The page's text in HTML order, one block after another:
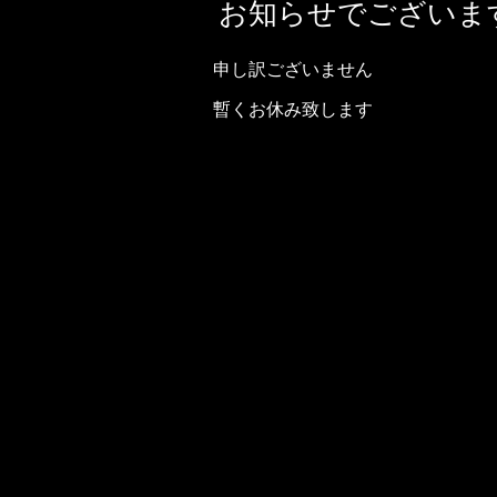
お知らせでござい
申し訳ございません
暫くお休み致します